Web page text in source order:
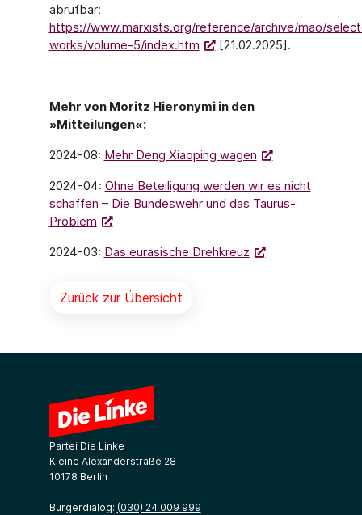
abrufbar:
https://www.marxists.org/reference/archive/mao/
works/volume-5/index.htm
[21.02.2025].
Mehr von Moritz Hieronymi in den
»Mitteilungen«:
2024-08: Mehr Deng Xiaoping wagen
2024-04: Ohne Beteiligung werden wir es nicht
schaffen – Die Bundeswehr und das Taurus-
Problem
2024-03: Das eurasische Drehkreuz
Zurück zur Übersicht
Partei Die Linke
Kleine Alexanderstraße 28
10178 Berlin
Bürgerdialog: (030) 24 009 999